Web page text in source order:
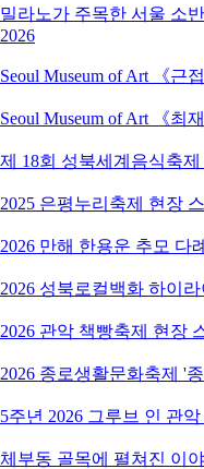
밀라노가 주목한 서울 소
2026
Seoul Museum of Art 《근
Seoul Museum of Art 《최
제 18회 성북세계음식축
2025 은평누리축제 현장
2026 만해 한용운 추모 다
2026 성북로컬백화 하이라
2026 관악 책빵축제 현장
2026 종로생활문화축제 '
5주년 2026 그루브 인 관
체부동 골목에 펼쳐진 이